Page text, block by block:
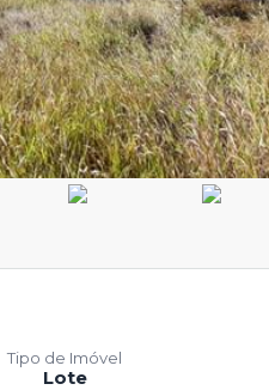
Lote
Tipo de Imóvel